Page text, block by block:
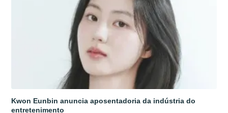
Kwon Eunbin anuncia aposentadoria da indústria do
entretenimento